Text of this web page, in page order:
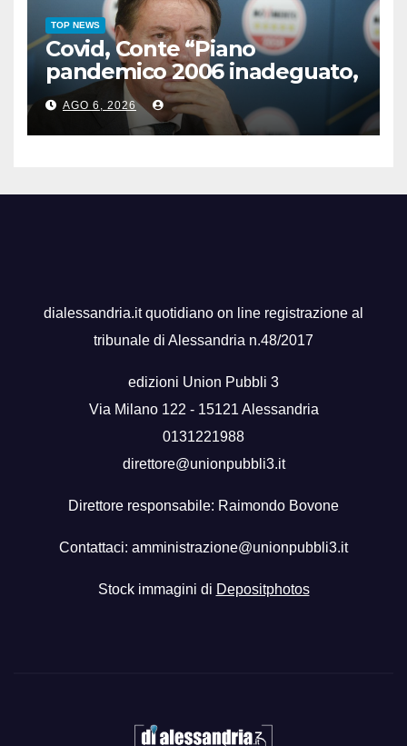
TOP NEWS
Covid, Conte “Piano
pandemico 2006 inadeguato,
virus senza precedenti”
AGO 6, 2026
dialessandria.it quotidiano on line registrazione al
tribunale di Alessandria n.48/2017
edizioni Union Pubbli 3
Via Milano 122 - 15121 Alessandria
0131221988
direttore@unionpubbli3.it
Direttore responsabile: Raimondo Bovone
Contattaci: amministrazione@unionpubbli3.it
Stock immagini di Depositphotos